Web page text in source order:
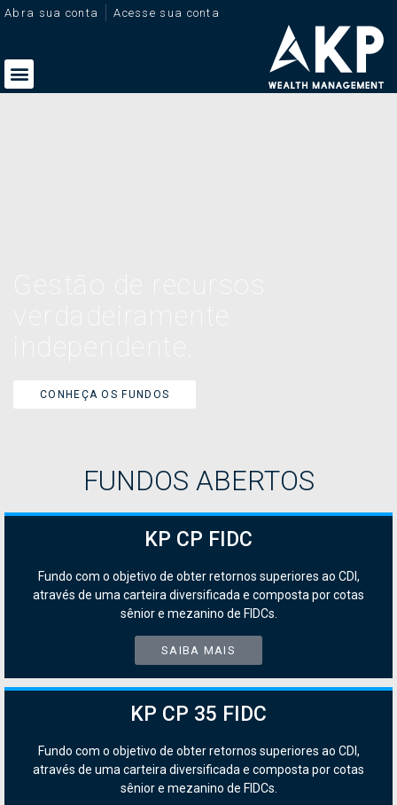
Abra sua conta Acesse sua conta
CONHEÇA OS FUNDOS
FUNDOS ABERTOS
KP CP FIDC
Fundo com o objetivo de obter retornos superiores ao CDI,
através de uma carteira diversificada e composta por cotas
sênior e mezanino de FIDCs.
SAIBA MAIS
KP CP 35 FIDC
Fundo com o objetivo de obter retornos superiores ao CDI,
através de uma carteira diversificada e composta por cotas
sênior e mezanino de FIDCs.